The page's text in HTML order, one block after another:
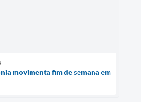
movimenta fim de semana em